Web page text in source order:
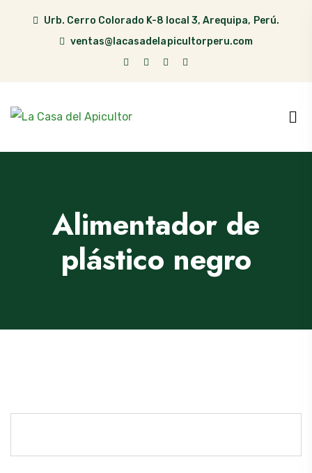
Urb. Cerro Colorado K-8 local 3, Arequipa, Perú.
ventas@lacasadelapicultorperu.com
Alimentador de
plástico negro